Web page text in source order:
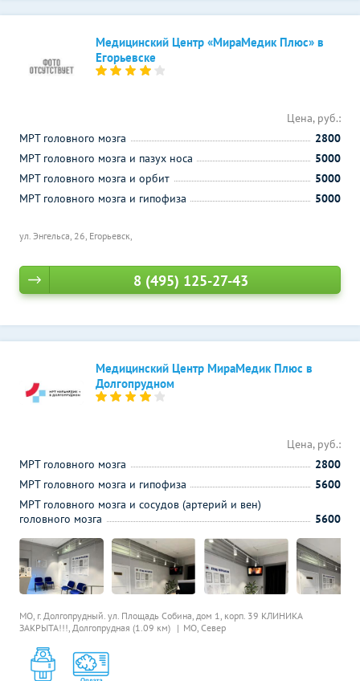
Медицинский Центр «МираМедик Плюс» в
Егорьевске
ул. Энгельса, 26, Егорьевск,
Цена, руб.:
МРТ головного мозга
2800
МРТ головного мозга и пазух носа
5000
МРТ головного мозга и орбит
5000
МРТ головного мозга и гипофиза
5000
8 (495) 125-27-43
Медицинский Центр МираМедик Плюс в
Долгопрудном
МО, г. Долгопрудный. ул. Площадь Собина, дом 1, корп. 39 КЛИНИКА
ЗАКРЫТА!!!, Долгопрудная (1.09 км) МО, Север
Цена, руб.:
МРТ головного мозга
2800
МРТ головного мозга и гипофиза
5600
МРТ головного мозга и сосудов (артерий и вен)
головного мозга
5600